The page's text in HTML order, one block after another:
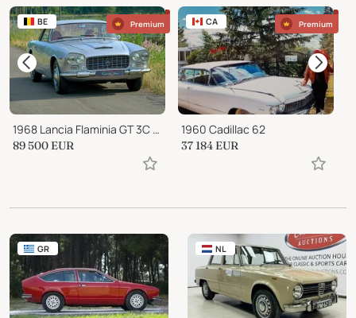
BE Premium
1968 Lancia Flaminia GT 3C 2.8 liter by Touring “Superleggera"
89 500 EUR
CA Premium
1960 Cadillac 62
37 184 EUR
GR NL